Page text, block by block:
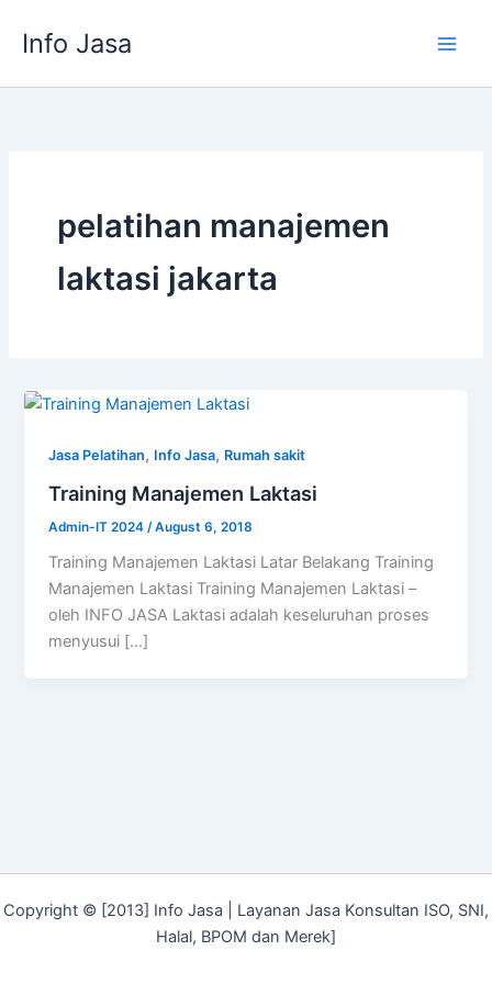
Info Jasa
pelatihan manajemen
laktasi jakarta
Jasa Pelatihan, Info Jasa, Rumah sakit
Training Manajemen Laktasi
Admin-IT 2024 /August 6, 2018
Training Manajemen Laktasi Latar Belakang Training
Manajemen Laktasi Training Manajemen Laktasi –
oleh INFO JASA Laktasi adalah keseluruhan proses
menyusui […]
Copyright © [2013] Info Jasa | Layanan Jasa Konsultan ISO, SNI,
Halal, BPOM dan Merek]